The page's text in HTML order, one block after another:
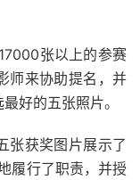
张以上的参赛
师来协助提名，并
好的五张照片。
张获奖图片展示了
履行了职责，并授